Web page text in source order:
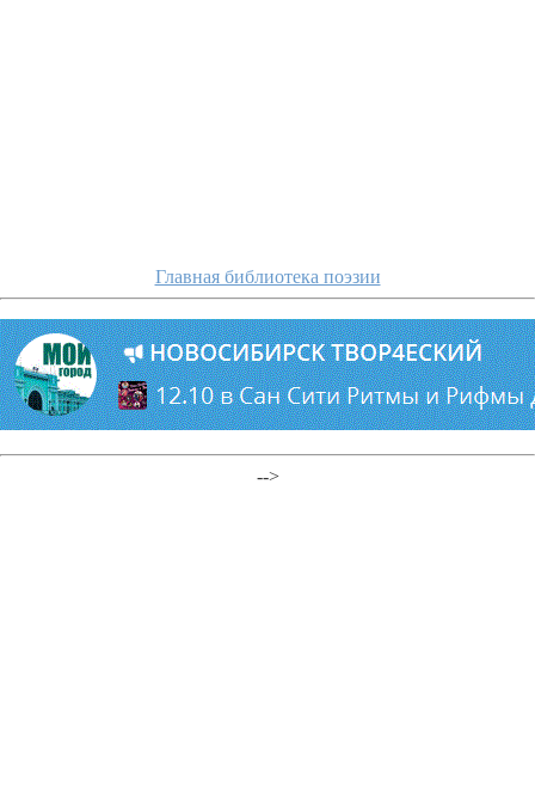
Главная библиотека поэзии
-->